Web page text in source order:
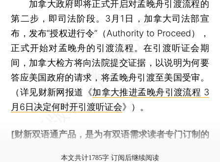
加拿大政府即将正式开启对孟晚舟引渡流程的
第二步，即司法阶段。3月1日，加拿大司法部宣
布，发布“授权进行令”（Authority to Proceed），
正式开始对孟晚舟的引渡流程。在引渡听证会期
间，加拿大检方将向法院提交证据，以说明为何要
答应美国政府的请求，将孟晚舟引渡至美国受审。
（详见财新网报道《加拿大推进孟晚舟引渡流程 3
月6日决定何时开引渡听证会》）。
[财新双语通产品，是为有双语需求读者专门订制的
本文共计1785字 订阅后继续阅读